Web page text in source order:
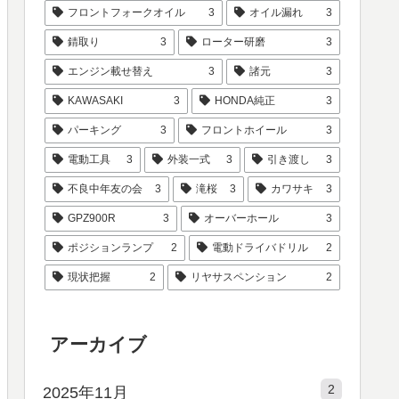
フロントフォークオイル 3 オイル漏れ 3
錆取り 3 ローター研磨 3
エンジン載せ替え 3 諸元 3
KAWASAKI 3 HONDA純正 3
パーキング 3 フロントホイール 3
電動工具 3 外装一式 3 引き渡し 3
不良中年友の会 3 滝桜 3 カワサキ 3
GPZ900R 3 オーバーホール 3
ポジションランプ 2 電動ドライバドリル 2
現状把握 2 リヤサスペンション 2
アーカイブ
2025年11月 2